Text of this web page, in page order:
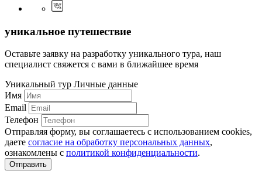
уникальное путешествие
Оставьте заявку на разработку уникального тура, наш
специалист свяжется с вами в ближайшее время
Уникальный тур Личные данные
Имя
Email
Телефон
Отправляя форму, вы соглашаетесь с использованием cookies,
даете согласие на обработку персональных данных,
ознакомлены с политикой конфиденциальности.
Отправить